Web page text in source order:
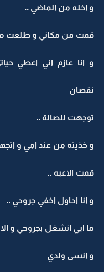
و اخله من الماضي ..
قمت من مكاني و طلعت
و انا عازم اني اعطي
نقصان
توجهت للصالة ..
و خذيته من عند امي و
قمت الاعبه ..
و انا احاول اخفي جروحي ..
ما ابي انشغل بجروحي و
و انسى ولدي